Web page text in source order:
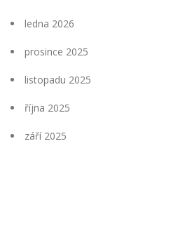
ledna 2026
prosince 2025
listopadu 2025
října 2025
září 2025